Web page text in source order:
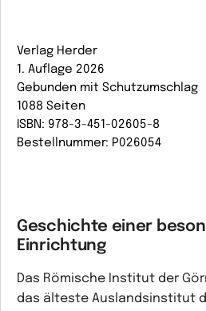
Verlag Herder
1. Auflage 2026
Gebunden mit Schutzumschlag
1088 Seiten
ISBN: 978-3-451-02605-8
Bestellnummer: P026054
Geschichte einer
Einrichtung
Das Römische Institut der
das älteste Auslandsinstitut